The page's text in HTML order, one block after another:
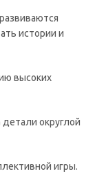
истории и
высоких
округлой
игры.